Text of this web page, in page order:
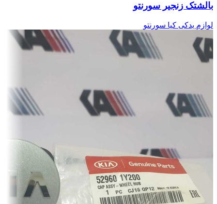
بالشتک زنجیر سورنتو
لوازم یدکی کیا سورنتو